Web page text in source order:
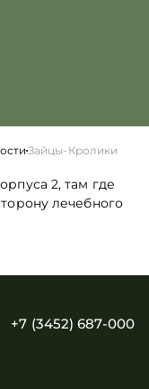
Зайцы-Кролики
2, там где
лечебного
+7 (3452) 687-000